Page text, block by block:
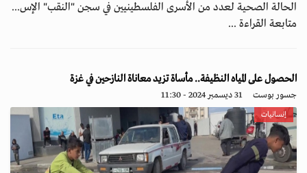
الحالة الصحية لعدد من الأسرى الفلسطينيين في سجن "النقب" الإس...
متابعة القراءة ...
الحصول على المياه النظيفة.. مأساة تزيد معاناة النازحين في غزة
جسور بوست 31 ديسمبر 2024 - 11:30
إنسانيات